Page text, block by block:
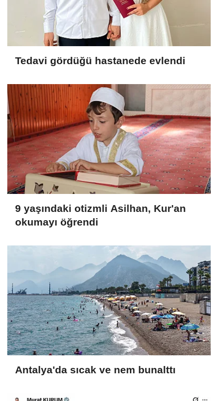
Tedavi gördüğü hastanede evlendi
9 yaşındaki otizmli Asilhan, Kur'an
okumayı öğrendi
Antalya'da sıcak ve nem bunalttı